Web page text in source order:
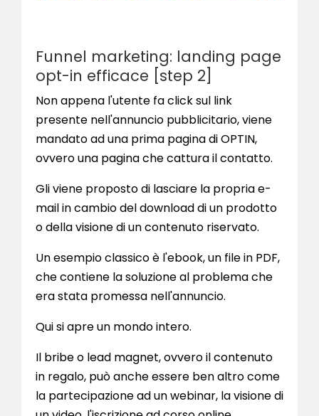
Funnel marketing: landing page
opt-in efficace [step 2]
Non appena l'utente fa click sul link
presente nell'annuncio pubblicitario, viene
mandato ad una prima pagina di OPTIN,
ovvero una pagina che cattura il contatto.
Gli viene proposto di lasciare la propria e-
mail in cambio del download di un prodotto
o della visione di un contenuto riservato.
Un esempio classico è l'ebook, un file in PDF,
che contiene la soluzione al problema che
era stata promessa nell'annuncio.
Qui si apre un mondo intero.
Il bribe o lead magnet, ovvero il contenuto
in regalo, può anche essere ben altro come
la partecipazione ad un webinar, la visione di